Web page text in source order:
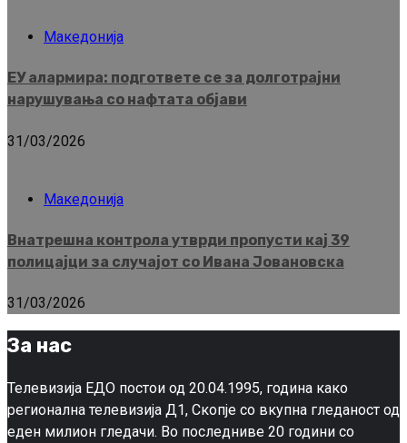
Македонија
ЕУ алармира: подгответе се за долготрајни
нарушувања со нафтата објави
31/03/2026
Македонија
Внатрешна контрола утврди пропусти кај 39
полицајци за случајот со Ивана Јовановска
31/03/2026
За нас
Телевизија ЕДО постои од 20.04.1995, година како
регионална телевизија Д1, Скопје со вкупна гледаност од
еден милион гледачи. Во последниве 20 години со